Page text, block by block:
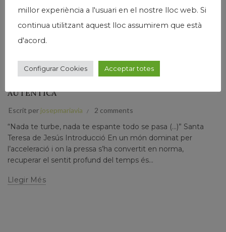
DIETARI DEL TEMPS, LA LENTITUD I LA
INACTIVITAT: UN VIRATGE CAP A LA VIDA
AUTÈNTICA
Escrit per josepmariavia 2 comments
“Nada te turbe, nada te espante todo se pasa (…)” Santa
Teresa de Jesús Introducció En un món dominat per
l’acceleració i on la pressa s’ha convertit en norma,
recuperar el sentit profund del temps és...
Llegir Més
millor experiència a l'usuari en el nostre lloc web. Si
continua utilitzant aquest lloc assumirem que està
d'acord.
Configurar Cookies Acceptar totes